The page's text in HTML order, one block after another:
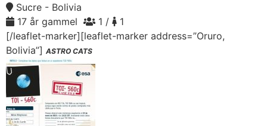
Sucre - Bolivia
17 år gammel
1 /
1
[/leaflet-marker][leaflet-marker address=”Oruro,
Bolivia”] ASTRO CATS